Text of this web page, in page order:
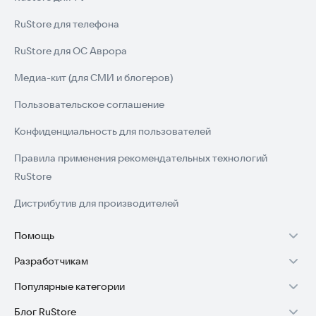
Приложение переведено на 32 языка, включая русский и
всего мира. Вы можете отключить рекламу с помощью
прерываний.
Скачайте приложение прямо сейчас и начните учить
RuStore для телефона
RuStore для ОС Аврора
Медиа-кит (для СМИ и блогеров)
Пользовательское соглашение
Конфиденциальность для пользователей
Правила применения рекомендательных технологий
RuStore
Дистрибутив для производителей
Помощь
Установка RuStore на TV
Установка RuStore на телефон
Разработчикам
Зарабатывать с RuStore
Популярные категории
Блог RuStore